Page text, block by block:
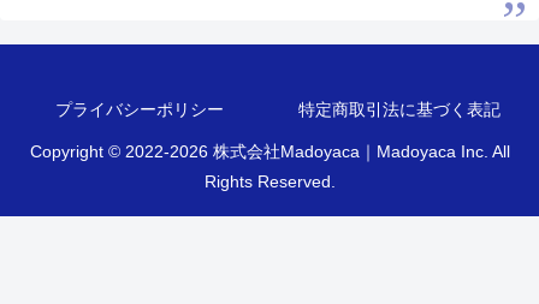
プライバシーポリシー 特定商取引法に基づく表記
Copyright © 2022-2026 株式会社Madoyaca｜Madoyaca Inc. All
Rights Reserved.